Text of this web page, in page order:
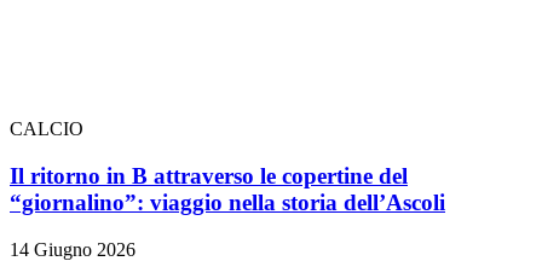
CALCIO
Il ritorno in B attraverso le copertine del
“giornalino”: viaggio nella storia dell’Ascoli
14 Giugno 2026